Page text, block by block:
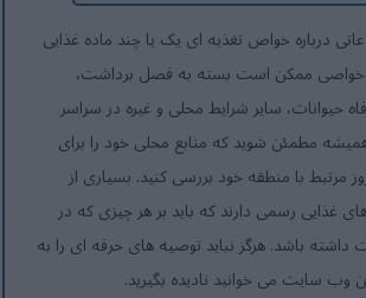
درباره خواص تغذیه ای یک یا چند ماده غذایی
ممکن است بسته به فصل برداشت،
حیوانات، سایر شرایط محلی و غیره در سراسر
مطمئن شوید که منابع محلی خود را برای
مرتبط با منطقه خود بررسی کنید. بسیاری از
غذایی رسمی دارند که باید بر هر چیزی که در
داشته باشد. هرگز نباید توصیه های حرفه ای را به
وب سایت می خوانید نادیده بگیرید.